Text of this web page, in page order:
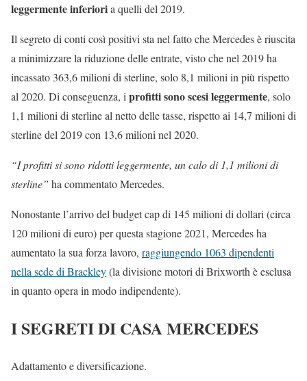
leggermente inferioria quelli del 2019.
Il segreto di conti così positivi sta nel fatto che Mercedes è riuscita
a minimizzare la riduzione delle entrate, visto che nel 2019 ha
incassato 363,6 milioni di sterline, solo 8,1 milioni in più rispetto
al 2020. Di conseguenza, iprofitti sono scesi leggermente, solo
1,1 milioni di sterline al netto delle tasse, rispetto ai 14,7 milioni di
sterline del 2019 con 13,6 milioni nel 2020.
“I profitti si sono ridotti leggermente, un calo di 1,1 milioni di
sterline” ha commentato Mercedes.
Nonostante l’arrivo del budget cap di 145 milioni di dollari (circa
120 milioni di euro) per questa stagione 2021, Mercedes ha
aumentato la sua forza lavoro, raggiungendo 1063 dipendenti
nella sede di Brackley(la divisione motori di Brixworth è esclusa
in quanto opera in modo indipendente).
I SEGRETI DI CASA MERCEDES
Adattamento e diversificazione.